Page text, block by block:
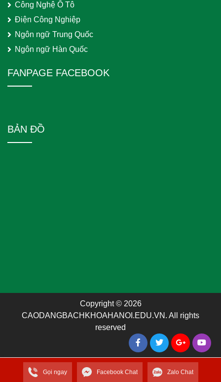
Công Nghệ Ô Tô
Điện Công Nghiệp
Ngôn ngữ Trung Quốc
Ngôn ngữ Hàn Quốc
FANPAGE FACEBOOK
BẢN ĐỒ
Copyright © 2026
CAODANGBACHKHOAHANOI.EDU.VN. All rights
reserved
Gọi ngay Facebook Chat Zalo Chat